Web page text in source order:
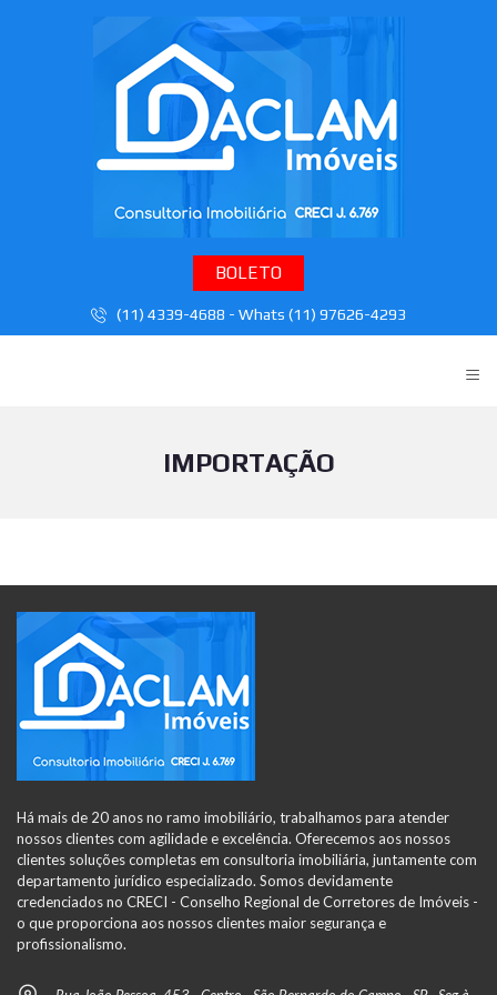
BOLETO
(11) 4339-4688 - Whats (11) 97626-4293
≡
IMPORTAÇÃO
Há mais de 20 anos no ramo imobiliário, trabalhamos para atender
nossos clientes com agilidade e excelência. Oferecemos aos nossos
clientes soluções completas em consultoria imobiliária, juntamente com
departamento jurídico especializado. Somos devidamente
credenciados no CRECI - Conselho Regional de Corretores de Imóveis -
o que proporciona aos nossos clientes maior segurança e
profissionalismo.